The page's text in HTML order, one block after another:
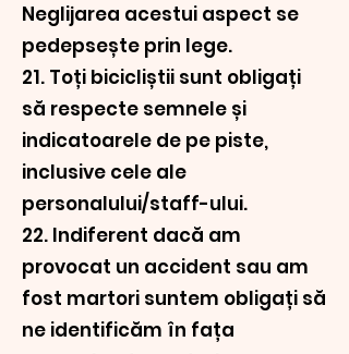
Neglijarea acestui aspect se
pedepsește prin lege.
21. Toți bicicliștii sunt obligați
să respecte semnele și
indicatoarele de pe piste,
inclusive cele ale
personalului/staff-ului.
22. Indiferent dacă am
provocat un accident sau am
fost martori suntem obligați să
ne identificăm în fața